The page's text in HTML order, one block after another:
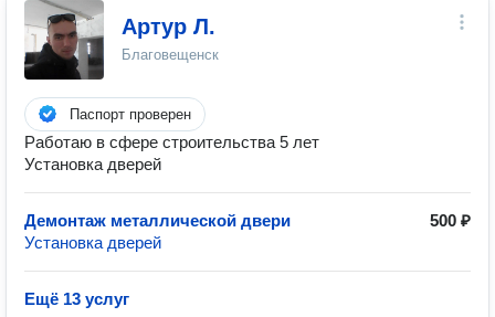
Артур Л.
Благовещенск
Паспорт проверен
Работаю в сфере строительства 5 лет
Установка дверей
Демонтаж металлической двери
500 ₽
Установка дверей
Ещё 13 услуг